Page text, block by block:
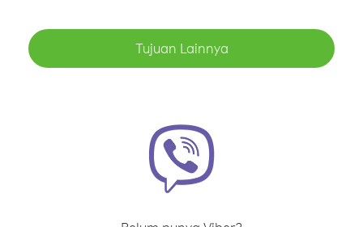
Tujuan Lainnya